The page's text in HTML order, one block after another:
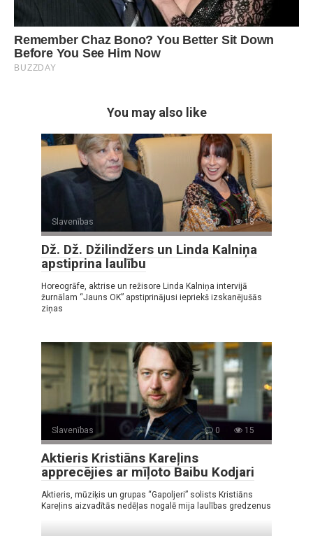
You may also like
Slavenības 0 13
Dž. Dž. Džilindžers un Linda Kalniņa
apstiprina laulību
Horeogrāfe, aktrise un režisore Linda Kalniņa intervijā
žurnālam “Jauns OK” apstiprinājusi iepriekš izskanējušās
ziņas
Slavenības 0 15
Aktieris Kristiāns Kareļins
apprecējies ar mīļoto Baibu Kodjari
Aktieris, mūziķis un grupas “Gapoljeri” solists Kristiāns
Kareļins aizvadītās nedēļas nogalē mija laulības gredzenus